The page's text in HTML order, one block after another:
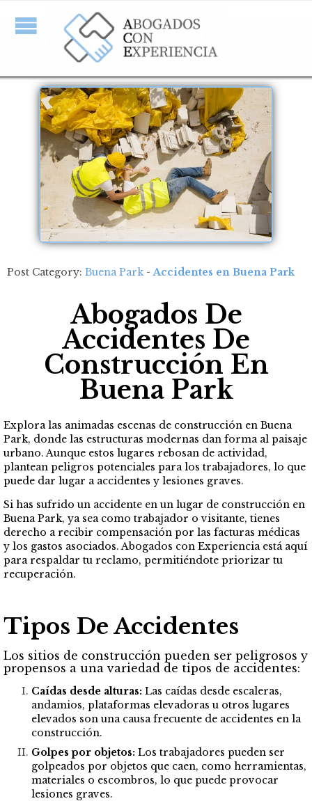
Post Category: Buena Park-Accidentes en Buena Park
Abogados De
Accidentes De
Construcción En
Buena Park
Explora las animadas escenas de construcción en Buena
Park, donde las estructuras modernas dan forma al paisaje
urbano. Aunque estos lugares rebosan de actividad,
plantean peligros potenciales para los trabajadores, lo que
puede dar lugar a accidentes y lesiones graves.
Si has sufrido un accidente en un lugar de construcción en
Buena Park, ya sea como trabajador o visitante, tienes
derecho a recibir compensación por las facturas médicas
y los gastos asociados. Abogados con Experiencia está aquí
para respaldar tu reclamo, permitiéndote priorizar tu
recuperación.
Tipos De Accidentes
Los sitios de construcción pueden ser peligrosos y
propensos a una variedad de tipos de accidentes:
Caídas desde alturas: Las caídas desde escaleras,
andamios, plataformas elevadoras u otros lugares
elevados son una causa frecuente de accidentes en la
construcción.
Golpes por objetos: Los trabajadores pueden ser
golpeados por objetos que caen, como herramientas,
materiales o escombros, lo que puede provocar
lesiones graves.